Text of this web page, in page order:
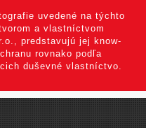
uvedené na týchto
a vlastníctvom
predstavujú jej know-
rovnako podľa
duševné vlastníctvo.